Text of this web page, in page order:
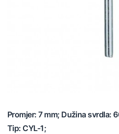
Promjer: 7 mm; Dužina svrdla:
Tip: CYL-1;